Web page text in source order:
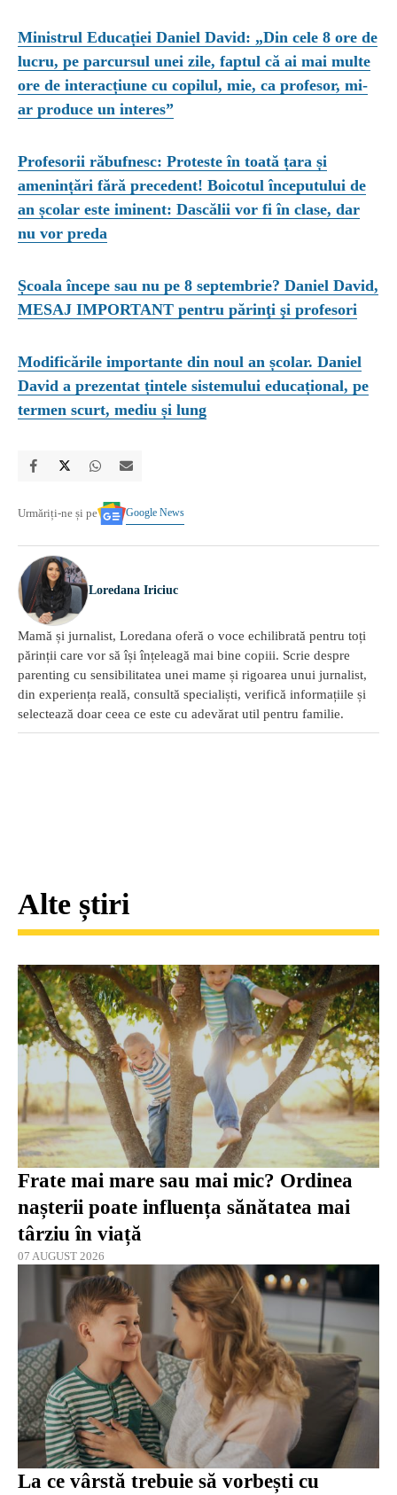
Ministrul Educației Daniel David: „Din cele 8 ore de
lucru, pe parcursul unei zile, faptul că ai mai multe
ore de interacțiune cu copilul, mie, ca profesor, mi-
ar produce un interes”
Profesorii răbufnesc: Proteste în toată țara și
amenințări fără precedent! Boicotul începutului de
an școlar este iminent: Dascălii vor fi în clase, dar
nu vor preda
Școala începe sau nu pe 8 septembrie? Daniel David,
MESAJ IMPORTANT pentru părinţi şi profesori
Modificările importante din noul an școlar. Daniel
David a prezentat țintele sistemului educațional, pe
termen scurt, mediu și lung
Urmăriți-ne și pe Google News
Loredana Iriciuc
Mamă și jurnalist, Loredana oferă o voce echilibrată pentru toți
părinții care vor să își înțeleagă mai bine copiii. Scrie despre
parenting cu sensibilitatea unei mame și rigoarea unui jurnalist,
din experiența reală, consultă specialiști, verifică informațiile și
selectează doar ceea ce este cu adevărat util pentru familie.
Alte știri
Frate mai mare sau mai mic? Ordinea
nașterii poate influența sănătatea mai
târziu în viață
07 AUGUST 2026
La ce vârstă trebuie să vorbești cu